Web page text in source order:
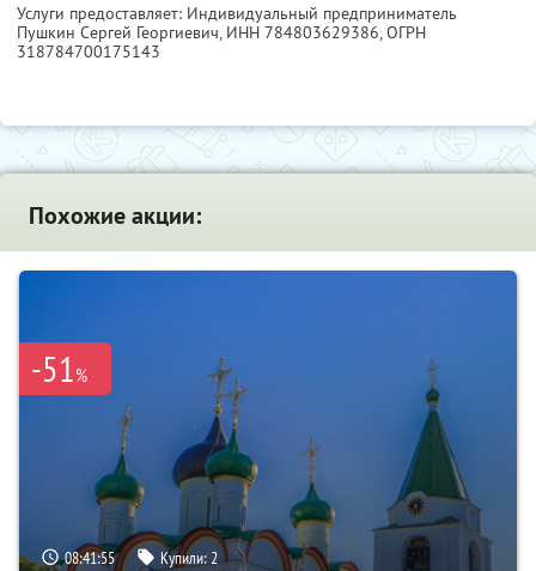
Услуги предоставляет: Индивидуальный предприниматель
Пушкин Сергей Георгиевич, ИНН 784803629386, ОГРН
318784700175143
Похожие акции:
-51%
08:41:54 Купили:2